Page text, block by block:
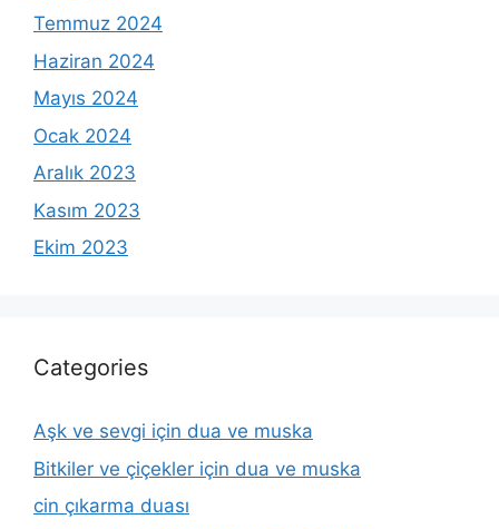
Temmuz 2024
Haziran 2024
Mayıs 2024
Ocak 2024
Aralık 2023
Kasım 2023
Ekim 2023
Categories
Aşk ve sevgi için dua ve muska
Bitkiler ve çiçekler için dua ve muska
cin çıkarma duası